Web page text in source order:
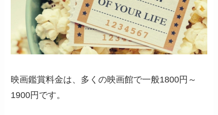
映画鑑賞料金は、多くの映画館で一般1800円～
1900円です。